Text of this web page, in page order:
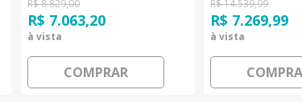
R$ 8.829,00
R$ 7.063,20
à vista
COMPRAR
R$ 14.539,99
R$ 7.269,99
à vista